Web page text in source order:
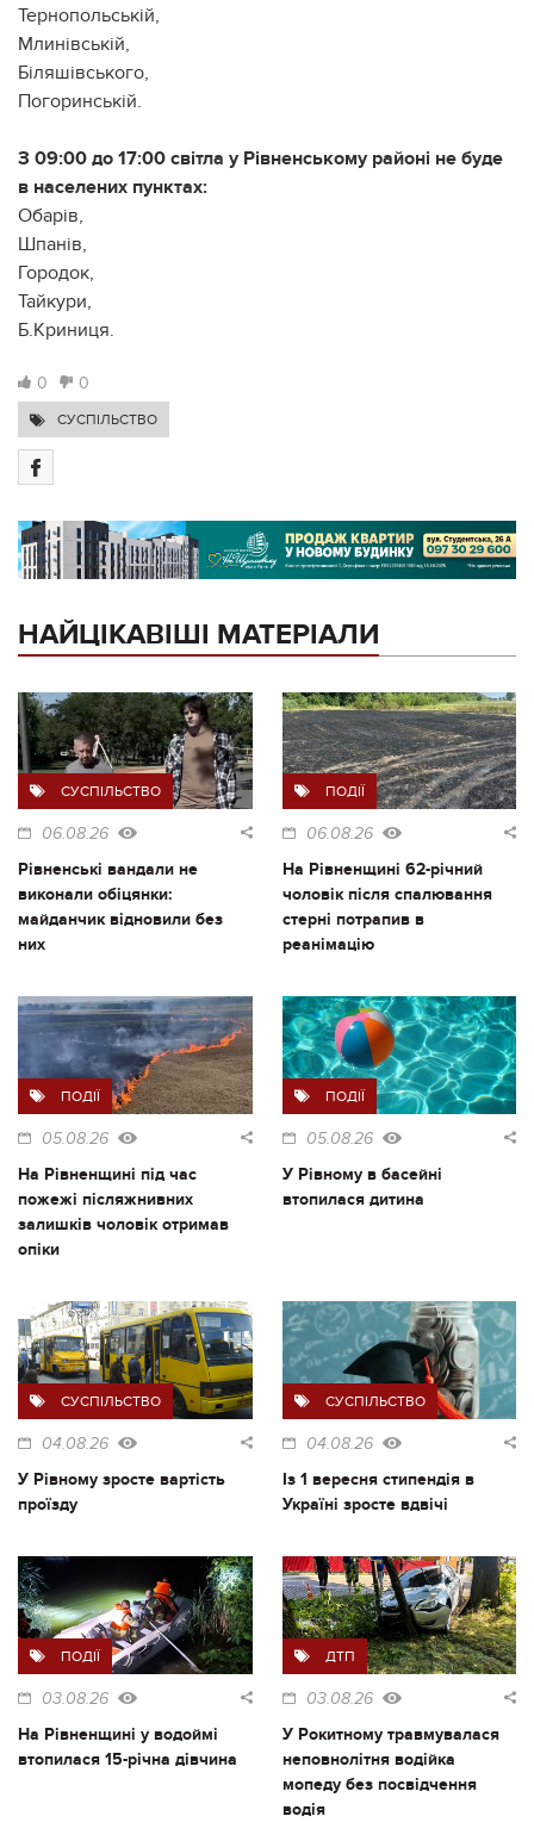
Тернопольській,
Млинівській,
Біляшівського,
Погоринській.
З 09:00 до 17:00 світла у Рівненському районі не буде
в населених пунктах:
Обарів,
Шпанів,
Городок,
Тайкури,
Б.Криниця.
0 0
СУСПІЛЬСТВО
НАЙЦІКАВІШІ МАТЕРІАЛИ
СУСПІЛЬСТВО
06.08.26
Рівненські вандали не
виконали обіцянки:
майданчик відновили без
них
ПОДІЇ
06.08.26
На Рівненщині 62-річний
чоловік після спалювання
стерні потрапив в
реанімацію
ПОДІЇ
05.08.26
На Рівненщині під час
пожежі післяжнивних
залишків чоловік отримав
опіки
ПОДІЇ
05.08.26
У Рівному в басейні
втопилася дитина
СУСПІЛЬСТВО
04.08.26
У Рівному зросте вартість
проїзду
СУСПІЛЬСТВО
04.08.26
Із 1 вересня стипендія в
Україні зросте вдвічі
ПОДІЇ
03.08.26
На Рівненщині у водоймі
втопилася 15-річна дівчина
ДТП
03.08.26
У Рокитному травмувалася
неповнолітня водійка
мопеду без посвідчення
водія